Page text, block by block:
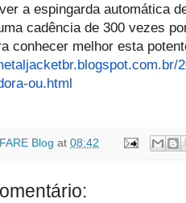
a espingarda automática
cadência de 300 vezes
conhecer melhor esta
blogspot.com.br/
ou.html
Blog at 08:42